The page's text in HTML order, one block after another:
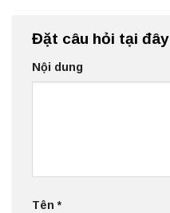
Đặt câu hỏi tại đây
Nội dung
Tên*